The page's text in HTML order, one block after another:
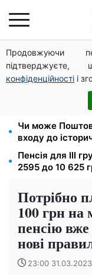
Продовжуючи
конфіденційності і
10 заявок — і
прав,
Мавіки, зарядні
Християнський
Запорізький
Чи може
входу до
Пенсія для III
2595 до 10 625
Потрібно
100 грн на
пенсію вже
нові
23:00 31.03.2023